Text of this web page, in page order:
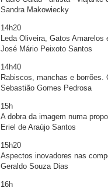
Sandra Makowiecky
14h20
Leda Oliveira, Gatos
José Mário Peixoto Santos
14h40
Rabiscos, manchas e
Sebastião Gomes Pedrosa
15h
A dobra da imagem numa
Eriel de Araújo Santos
15h20
Aspectos inovadores nas
Geraldo Souza Dias
16h